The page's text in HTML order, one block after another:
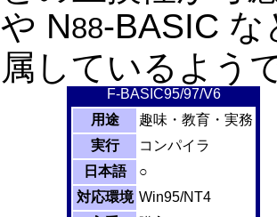
や N88-BASIC
属しているよう
F-BASIC95/97/V6
用途
趣味・教育・実務
実行
コンパイラ
日本語
○
対応環境 Win95/NT4